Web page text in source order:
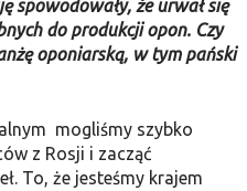
spowodowały, że urwał się
do produkcji opon. Czy
oponiarską, w tym pański
mogliśmy szybko
z Rosji i zacząć
To, że jesteśmy krajem